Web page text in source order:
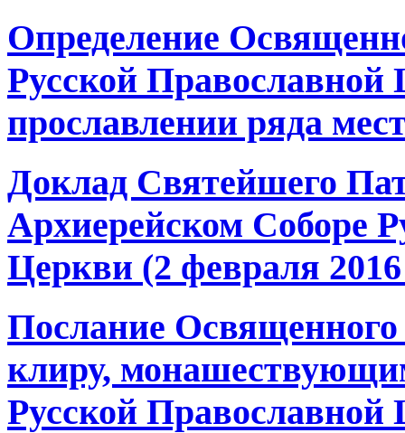
Определение
Русской
прославлении ряда
Доклад Святейшего
Архиерейском Соборе
Церкви (2 февраля 2016
Послание
клиру,
Русской Православной